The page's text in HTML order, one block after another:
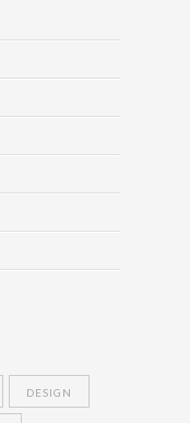
DESIGN